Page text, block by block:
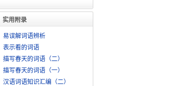
实用附录
易误解词语辨析
表示看的词语
描写春天的词语（二）
描写春天的词语（一）
汉语词语知识汇编（二）